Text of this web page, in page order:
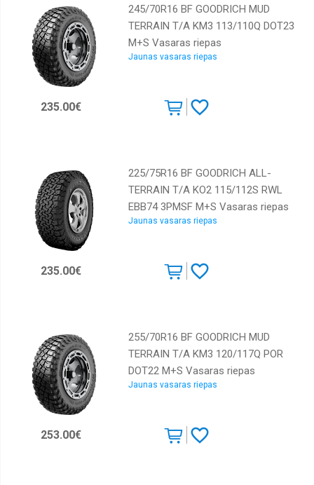
245/70R16 BF GOODRICH MUD
TERRAIN T/A KM3 113/110Q DOT23
M+S Vasaras riepas
Jaunas vasaras riepas
235.00€
225/75R16 BF GOODRICH ALL-
TERRAIN T/A KO2 115/112S RWL
EBB74 3PMSF M+S Vasaras riepas
Jaunas vasaras riepas
235.00€
255/70R16 BF GOODRICH MUD
TERRAIN T/A KM3 120/117Q POR
DOT22 M+S Vasaras riepas
Jaunas vasaras riepas
253.00€